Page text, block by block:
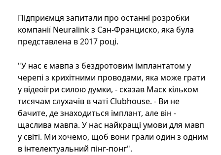
Підприємця запитали про останні розробки
компанії Neuralink з Сан-Франциско, яка була
представлена ​​в 2017 році.
"У нас є мавпа з бездротовим імплантатом у
черепі з крихітними проводами, яка може грати
у відеоігри силою думки, - сказав Маск кільком
тисячам слухачів в чаті Clubhouse. - Ви не
бачите, де знаходиться імплант, але він -
щаслива мавпа. У нас найкращі умови для мавп
у світі. Ми хочемо, щоб вони грали один з одним
в інтелектуальний пінг-понг".